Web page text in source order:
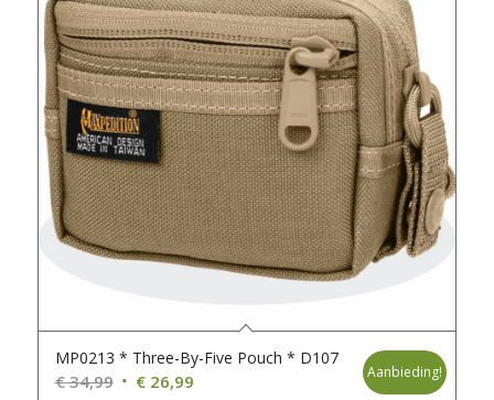
MP0213 * Three-By-Five Pouch * D107
€34,99 Oorspronkelijke
€26,99Huidige
Aanbieding!